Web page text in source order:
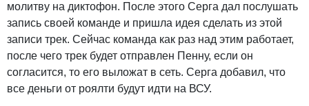
молитву на диктофон. После этого Серга дал послушать
запись своей команде и пришла идея сделать из этой
записи трек. Сейчас команда как раз над этим работает,
после чего трек будет отправлен Пенну, если он
согласится, то его выложат в сеть. Серга добавил, что
все деньги от роялти будут идти на ВСУ.